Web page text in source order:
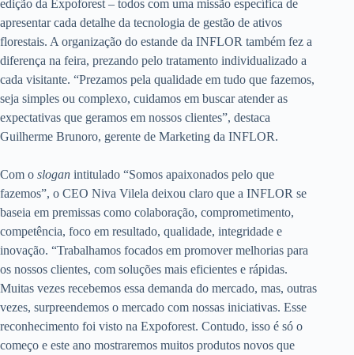
edição da Expoforest – todos com uma missão específica de
apresentar cada detalhe da tecnologia de gestão de ativos
florestais. A organização do estande da INFLOR também fez a
diferença na feira, prezando pelo tratamento individualizado a
cada visitante. “Prezamos pela qualidade em tudo que fazemos,
seja simples ou complexo, cuidamos em buscar atender as
expectativas que geramos em nossos clientes”, destaca
Guilherme Brunoro, gerente de Marketing da INFLOR.
Com o slogan intitulado “Somos apaixonados pelo que
fazemos”, o CEO Niva Vilela deixou claro que a INFLOR se
baseia em premissas como colaboração, comprometimento,
competência, foco em resultado, qualidade, integridade e
inovação. “Trabalhamos focados em promover melhorias para
os nossos clientes, com soluções mais eficientes e rápidas.
Muitas vezes recebemos essa demanda do mercado, mas, outras
vezes, surpreendemos o mercado com nossas iniciativas. Esse
reconhecimento foi visto na Expoforest. Contudo, isso é só o
começo e este ano mostraremos muitos produtos novos que